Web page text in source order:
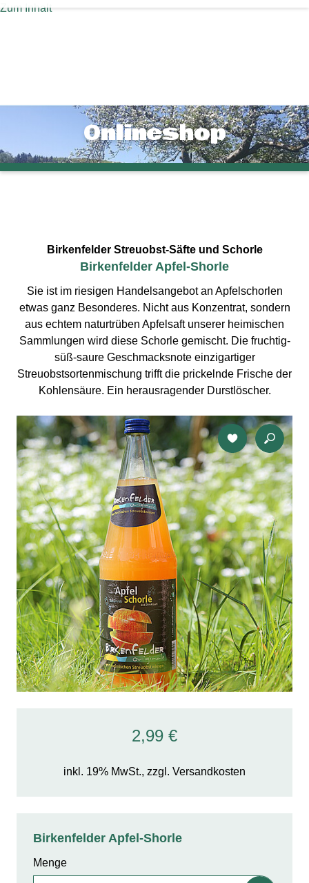
Zum Inhalt
Onlineshop
Birkenfelder Streuobst-Säfte und Schorle
Birkenfelder Apfel-Shorle
Sie ist im riesigen Handelsangebot an Apfelschorlen
etwas ganz Besonderes. Nicht aus Konzentrat, sondern
aus echtem naturtrüben Apfelsaft unserer heimischen
Sammlungen wird diese Schorle gemischt. Die fruchtig-
süß-saure Geschmacksnote einzigartiger
Streuobstsortenmischung trifft die prickelnde Frische der
Kohlensäure. Ein herausragender Durstlöscher.
2,99 €
inkl. 19% MwSt., zzgl. Versandkosten
Birkenfelder Apfel-Shorle
Menge